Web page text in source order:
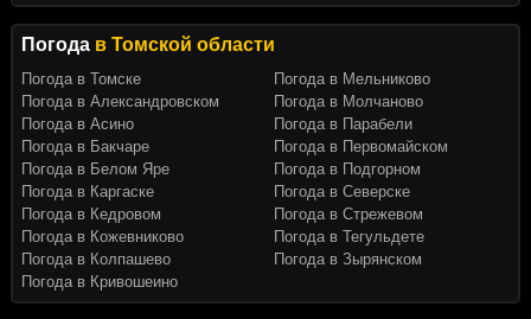
Погода в Томской области
Погода в Томске
Погода в Александровском
Погода в Асино
Погода в Бакчаре
Погода в Белом Яре
Погода в Каргаске
Погода в Кедровом
Погода в Кожевниково
Погода в Колпашево
Погода в Кривошеино
Погода в Мельниково
Погода в Молчаново
Погода в Парабели
Погода в Первомайском
Погода в Подгорном
Погода в Северске
Погода в Стрежевом
Погода в Тегульдете
Погода в Зырянском